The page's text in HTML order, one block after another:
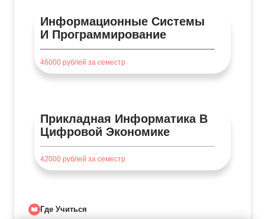
Информационные Системы
И Программирование
46000 рублей за семестр
Прикладная Информатика В
Цифровой Экономике
42000 рублей за семестр
Где Учиться